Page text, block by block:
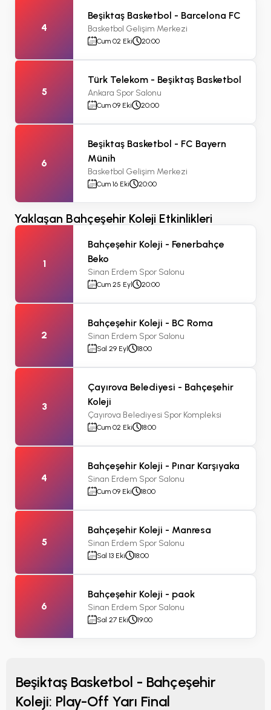
4
Beşiktaş Basketbol - Barcelona FC
Basketbol Gelişim Merkezi
Cum 02 Eki 20:00
5
Türk Telekom - Beşiktaş Basketbol
Ankara Spor Salonu
Cum 09 Eki 20:00
6
Beşiktaş Basketbol - FC Bayern
Münih
Basketbol Gelişim Merkezi
Cum 16 Eki 20:00
Yaklaşan Bahçeşehir Koleji Etkinlikleri
1
Bahçeşehir Koleji - Fenerbahçe
Beko
Sinan Erdem Spor Salonu
Cum 25 Eyl 20:00
2
Bahçeşehir Koleji - BC Roma
Sinan Erdem Spor Salonu
Sal 29 Eyl 18:00
3
Çayırova Belediyesi - Bahçeşehir
Koleji
Çayırova Belediyesi Spor Kompleksi
Cum 02 Eki 18:00
4
Bahçeşehir Koleji - Pınar Karşıyaka
Sinan Erdem Spor Salonu
Cum 09 Eki 18:00
5
Bahçeşehir Koleji - Manresa
Sinan Erdem Spor Salonu
Sal 13 Eki 18:00
6
Bahçeşehir Koleji - paok
Sinan Erdem Spor Salonu
Sal 27 Eki 19:00
Beşiktaş Basketbol - Bahçeşehir
Koleji: Play-Off Yarı Final